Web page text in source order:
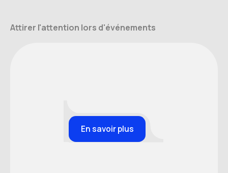
Attirer l'attention lors d'événements
En savoir plus